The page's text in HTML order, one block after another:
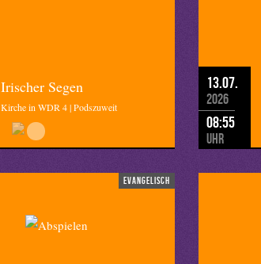
Irischer Segen
Kirche in WDR 4 | Podszuweit
13.07.
2026
08:55
Uhr
evangelisch